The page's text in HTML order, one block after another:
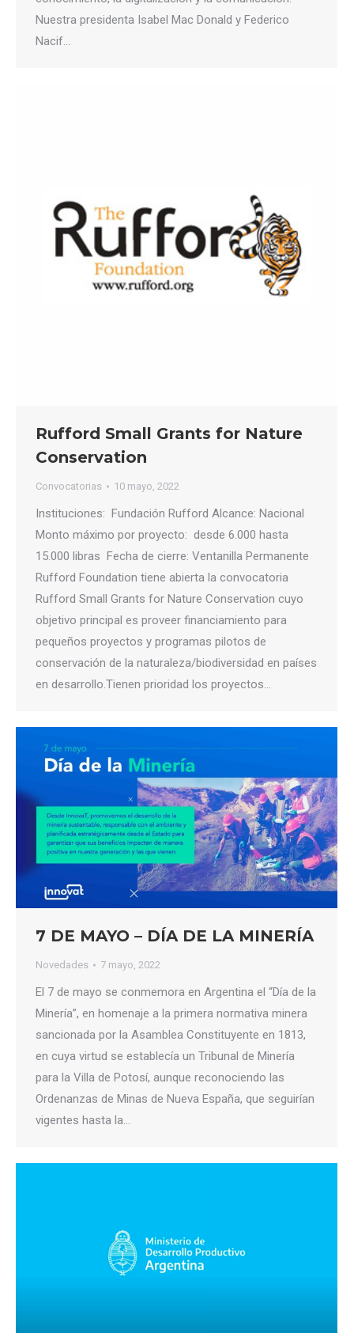
Nuestra presidenta Isabel Mac Donald y Federico
Nacif…
Rufford Small Grants for Nature
Conservation
Convocatorias 10 mayo, 2022
Instituciones: Fundación Rufford Alcance: Nacional
Monto máximo por proyecto: desde 6.000 hasta
15.000 libras Fecha de cierre: Ventanilla Permanente
Rufford Foundation tiene abierta la convocatoria
Rufford Small Grants for Nature Conservation cuyo
objetivo principal es proveer financiamiento para
pequeños proyectos y programas pilotos de
conservación de la naturaleza/biodiversidad en países
en desarrollo.Tienen prioridad los proyectos…
7 DE MAYO – DÍA DE LA MINERÍA
Novedades 7 mayo, 2022
El 7 de mayo se conmemora en Argentina el “Día de la
Minería”, en homenaje a la primera normativa minera
sancionada por la Asamblea Constituyente en 1813,
en cuya virtud se establecía un Tribunal de Minería
para la Villa de Potosí, aunque reconociendo las
Ordenanzas de Minas de Nueva España, que seguirían
vigentes hasta la…